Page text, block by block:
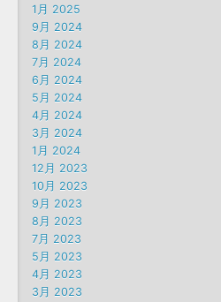
1月 2025
9月 2024
8月 2024
7月 2024
6月 2024
5月 2024
4月 2024
3月 2024
1月 2024
12月 2023
10月 2023
9月 2023
8月 2023
7月 2023
5月 2023
4月 2023
3月 2023